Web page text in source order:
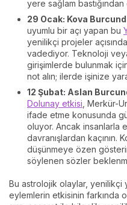
yere sağlam bastığından
29 Ocak: Kova
uyumlu bir açı yapan bu
yenilikçi projeler
vadediyor. Teknoloji
girişimlerde bulunmak
not alın; ilerde işinize
12 Şubat: Aslan
Dolunay etkisi , Merkür-
ifade etme konusunda
oluyor. Ancak insanlarla
davranışlardan kaçının.
düşünmeye özen
söylenen sözler
Bu astrolojik olaylar, yenilikçi
eylemlerin etkisinin farkında